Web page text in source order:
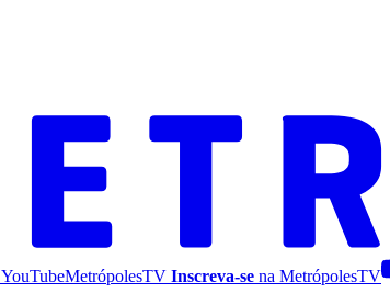
YouTubeMetrópolesTV Inscreva-se na MetrópolesTV